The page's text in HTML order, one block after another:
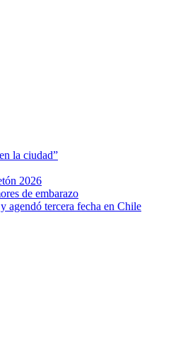
la ciudad”
2026
de embarazo
agendó tercera fecha en Chile